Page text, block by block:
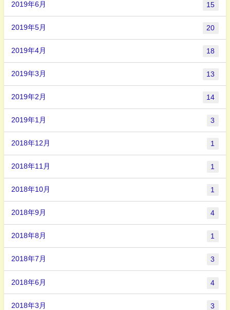
2019年6月 15
2019年5月 20
2019年4月 18
2019年3月 13
2019年2月 14
2019年1月 3
2018年12月 1
2018年11月 1
2018年10月 1
2018年9月 4
2018年8月 1
2018年7月 3
2018年6月 4
2018年3月 3